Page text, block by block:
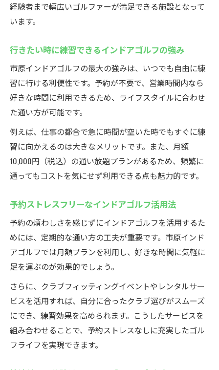
経験者まで幅広いゴルファーが満足できる施設となって
います。
行きたい時に練習できるインドアゴルフの強み
市原インドアゴルフの最大の強みは、いつでも自由に練
習に行ける利便性です。予約が不要で、営業時間内なら
好きな時間に利用できるため、ライフスタイルに合わせ
た通い方が可能です。
例えば、仕事の都合で急に時間が空いた時でもすぐに練
習に向かえるのは大きなメリットです。また、月額
10,000円（税込）の通い放題プランがあるため、頻繁に
通ってもコストを気にせず利用できる点も魅力的です。
予約ストレスフリーなインドアゴルフ活用法
予約の煩わしさを感じずにインドアゴルフを活用するた
めには、定期的な通い方の工夫が重要です。市原インド
アゴルフでは月額プランを利用し、好きな時間に気軽に
足を運ぶのが効果的でしょう。
さらに、クラブフィッティングイベントやレンタルサー
ビスを活用すれば、自分に合ったクラブ選びがスムーズ
にでき、練習効果を高められます。こうしたサービスを
組み合わせることで、予約ストレスなしに充実したゴル
フライフを実現できます。